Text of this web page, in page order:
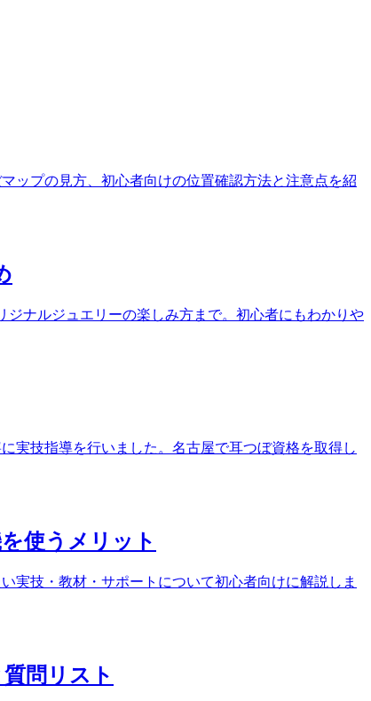
ップの見方、初心者向けの位置確認方法と注意点を紹
ナルジュエリーの楽しみ方まで。初心者にもわかりや
実技指導を行いました。名古屋で耳つぼ資格を取得し
使うメリット
実技・教材・サポートについて初心者向けに解説しま
問リスト